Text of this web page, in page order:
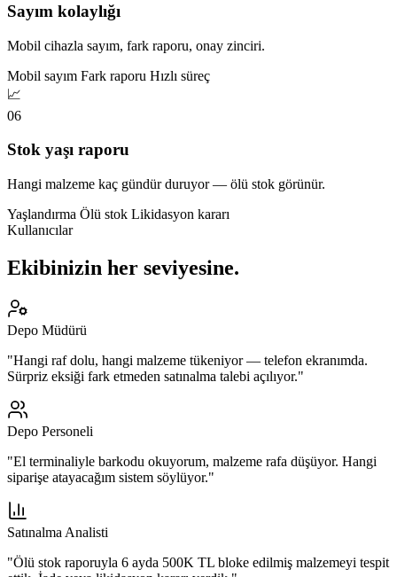
Sayım kolaylığı
Mobil cihazla sayım, fark raporu, onay zinciri.
Mobil sayım Fark raporu Hızlı süreç
📈
06
Stok yaşı raporu
Hangi malzeme kaç gündür duruyor — ölü stok görünür.
Yaşlandırma Ölü stok Likidasyon kararı
Kullanıcılar
Ekibinizin her seviyesine.
Depo Müdürü
"Hangi raf dolu, hangi malzeme tükeniyor — telefon ekranımda.
Sürpriz eksiği fark etmeden satınalma talebi açılıyor."
Depo Personeli
"El terminaliyle barkodu okuyorum, malzeme rafa düşüyor. Hangi
siparişe atayacağım sistem söylüyor."
Satınalma Analisti
"Ölü stok raporuyla 6 ayda 500K TL bloke edilmiş malzemeyi tespit